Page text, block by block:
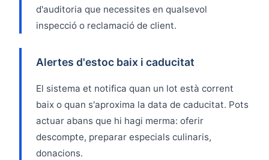
d'auditoria que necessites en qualsevol
inspecció o reclamació de client.
Alertes d'estoc baix i caducitat
El sistema et notifica quan un lot està corrent
baix o quan s'aproxima la data de caducitat. Pots
actuar abans que hi hagi merma: oferir
descompte, preparar especials culinaris,
donacions.